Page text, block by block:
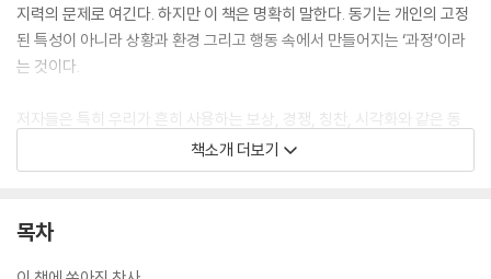
지력의 문제로 여긴다. 하지만 이 책은 명확히 말한다. 동기는 개인의 고정
된 특성이 아니라 상황과 환경 그리고 행동 속에서 만들어지는 ‘과정’이라
는 것이다.
저자들은 특히 우리가 흔히 사용하는 보상, 경쟁, 칭찬, 시각화와 같은 동
기부여 방식이 실제로는 동기를 약화시키거나 왜곡할 수 있다고 지적한다.
예를 들어 보상은 단기적으로 효과가 있을 수 있지만 시간이 지날수록 내
도를 만든다. 이처럼 동기부여에 관한 대표적인 10가지 신화를 하나씩 반
책소개 더보기
목차